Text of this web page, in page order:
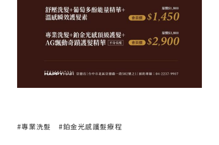
#專業洗髮 #鉑金光感護髮療程